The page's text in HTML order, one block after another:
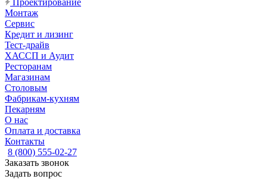
Проектирование
Монтаж
Сервис
Кредит и лизинг
Тест-драйв
ХАССП и Аудит
Ресторанам
Магазинам
Столовым
Фабрикам-кухням
Пекарням
О нас
Оплата и доставка
Контакты
8 (800) 555-02-27
Заказать звонок
Задать вопрос